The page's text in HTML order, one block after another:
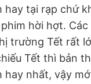
hay tại rạp chứ
hời hợt. Các
trường Tết rất
Tết thì bản
hay nhất, vậy